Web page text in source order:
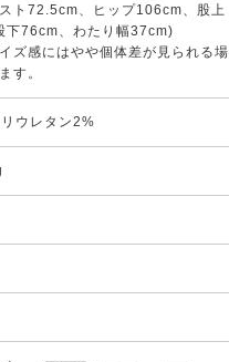
ト72.5cm、ヒップ106cm、股上
下76cm、わたり幅37cm)
ズ感にはやや個体差が見られる場
す。
ウレタン2%